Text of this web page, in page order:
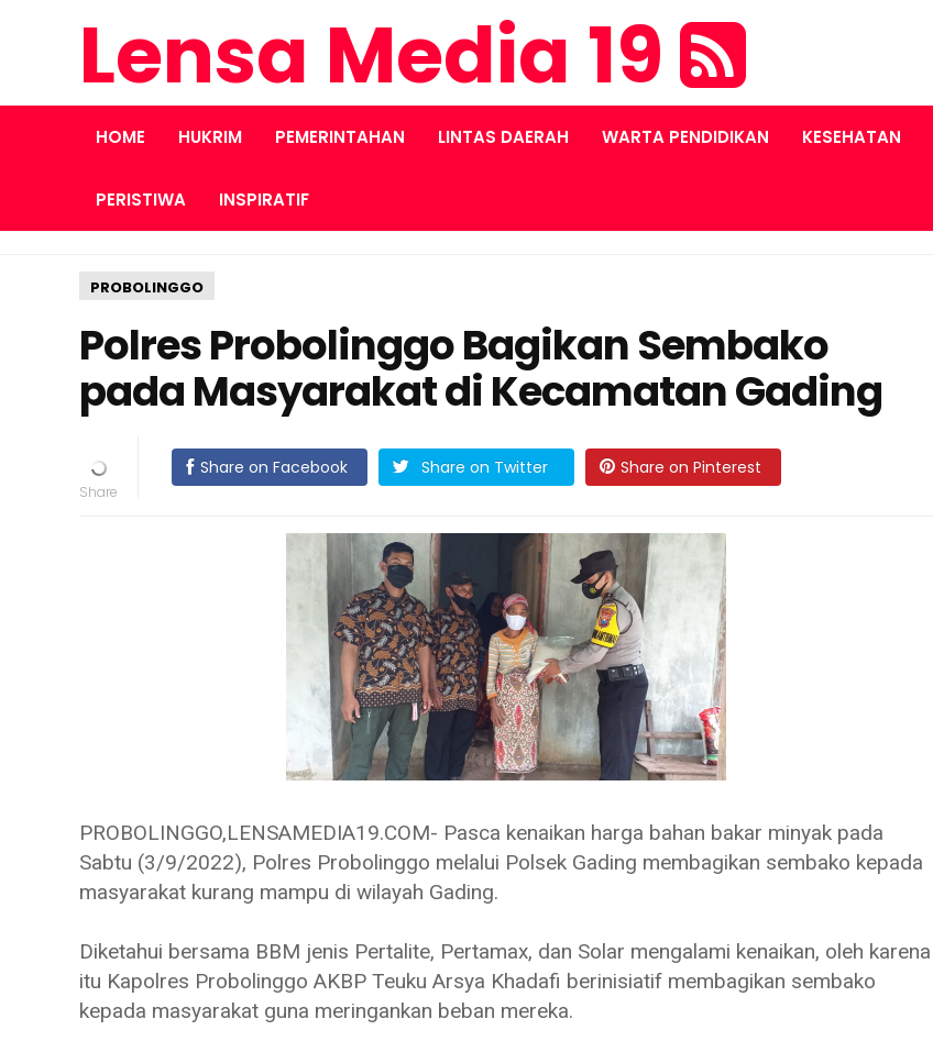
Lensa Media 19
HOME HUKRIM PEMERINTAHAN LINTAS DAERAH WARTA PENDIDIKAN KESEHATAN
PERISTIWA INSPIRATIF
PROBOLINGGO
Polres Probolinggo Bagikan Sembako
pada Masyarakat di Kecamatan Gading
Share on Facebook Share on Twitter Share on Pinterest
PROBOLINGGO,LENSAMEDIA19.COM- Pasca kenaikan harga bahan bakar minyak pada
Sabtu (3/9/2022), Polres Probolinggo melalui Polsek Gading membagikan sembako kepada
masyarakat kurang mampu di wilayah Gading.
Diketahui bersama BBM jenis Pertalite, Pertamax, dan Solar mengalami kenaikan, oleh karena
itu Kapolres Probolinggo AKBP Teuku Arsya Khadafi berinisiatif membagikan sembako
kepada masyarakat guna meringankan beban mereka.